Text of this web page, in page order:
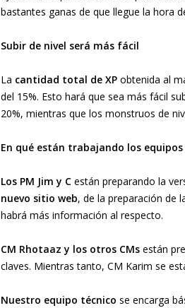
bastantes ganas de que llegue la hora
Subir de nivel será más fácil
La cantidad total de XP obtenida al
del 15%. Esto hará que sea más fácil
20%, mientras que los monstruos de
En qué están trabajando los equipos
Los PM Jim y C están preparando la
nuevo sitio web, de la preparación de
habrá más información al respecto.
CM Rhotaaz y los otros CMs están
claves. Mientras tanto, CM Karim se
Nuestro equipo técnico se encarga